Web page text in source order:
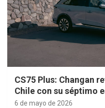
CS75 Plus: Changan
Chile con su séptimo
6 de mayo de 2026